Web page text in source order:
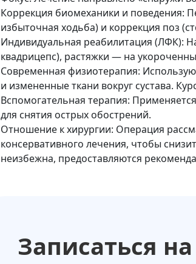
Коррекция биомеханики и поведения:
избыточная ходьба) и коррекция поз
Индивидуальная реабилитация (ЛФК):
квадрицепс), растяжки — на
Современная физиотерапия:
и измененные ткани вокруг сустава.
Вспомогательная терапия:
для снятия острых обострений.
Отношение к хирургии: Операция
консервативного лечения, чтобы
неизбежна, предоставляются
Записаться